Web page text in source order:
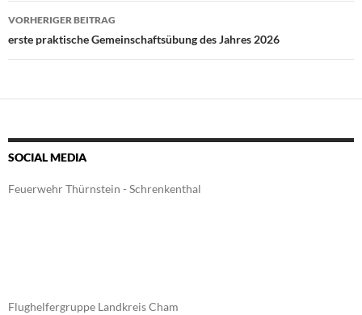
Beitragsnavigation
VORHERIGER BEITRAG
erste praktische Gemeinschaftsübung des Jahres 2026
SOCIAL MEDIA
Feuerwehr Thürnstein - Schrenkenthal
Flughelfergruppe Landkreis Cham